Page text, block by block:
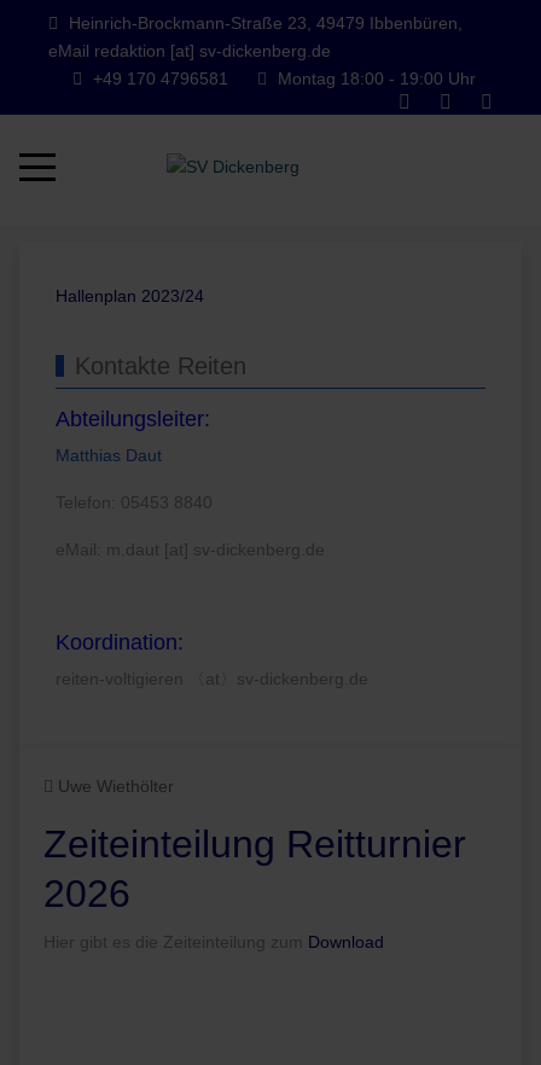
Heinrich-Brockmann-Straße 23, 49479 Ibbenbüren,
eMail redaktion [at] sv-dickenberg.de
+49 170 4796581
Montag 18:00 - 19:00 Uhr
Mobile Menu Toggle
Hallenplan 2023/24
Kontakte Reiten
Abteilungsleiter:
Matthias Daut
Telefon: 05453 8840
eMail: m.daut [at] sv-dickenberg.de
Koordination:
reiten-voltigieren 〈at〉sv-dickenberg.de
Uwe Wiethölter
Zeiteinteilung Reitturnier
2026
Hier gibt es die Zeiteinteilung zum Download